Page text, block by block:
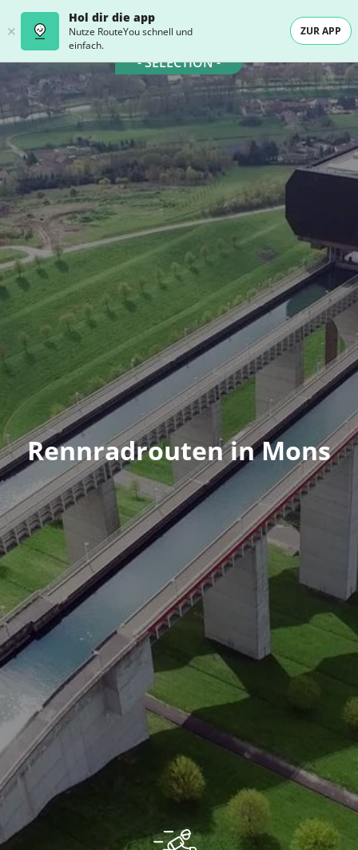
Hol dir die app
Nutze RouteYou schnell und
einfach.
ZUR APP
- SELECTION -
Rennradrouten in Mons